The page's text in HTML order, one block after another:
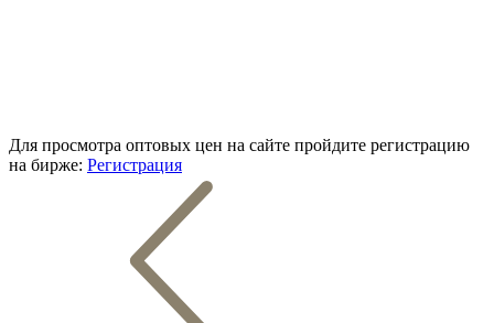
Для просмотра оптовых цен на сайте пройдите регистрацию
на бирже: Регистрация